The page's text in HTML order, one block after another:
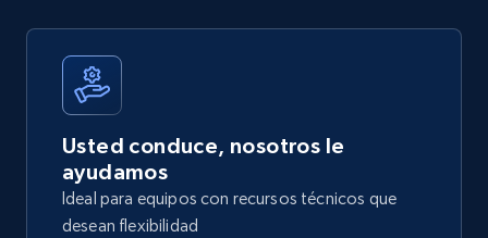
Usted conduce, nosotros le
ayudamos
Ideal para equipos con recursos técnicos que
desean flexibilidad